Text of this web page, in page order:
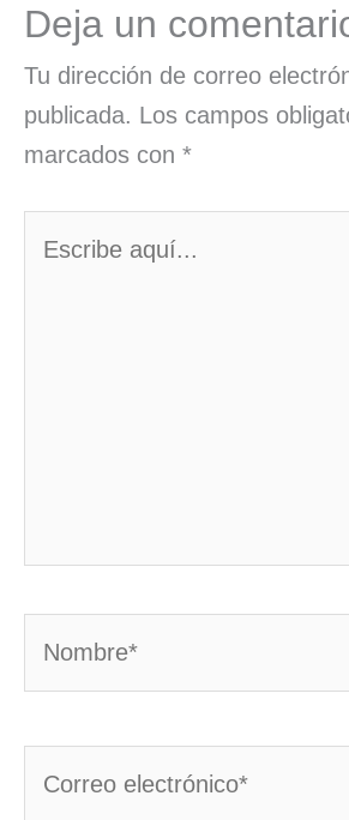
Deja un
Tu dirección de correo
publicada. Los campos
marcados con *